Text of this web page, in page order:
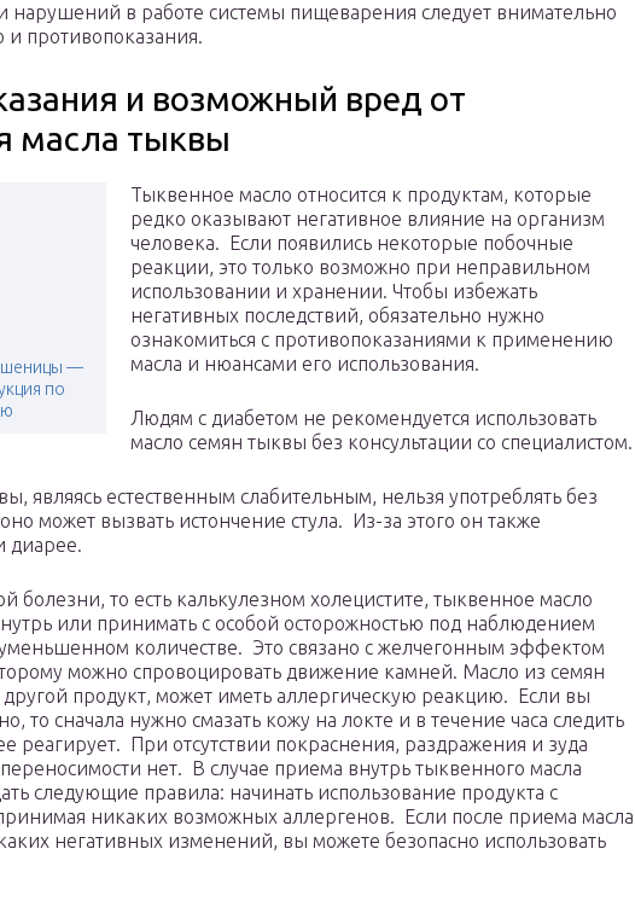
нарушений в работе системы пищеварения следует внимательно
и противопоказания.
и возможный вред от
масла тыквы
—
по
Тыквенное масло относится к продуктам, которые
редко оказывают негативное влияние на организм
человека. Если появились некоторые побочные
реакции, это только возможно при неправильном
использовании и хранении. Чтобы избежать
негативных последствий, обязательно нужно
ознакомиться с противопоказаниями к применению
масла и нюансами его использования.
Людям с диабетом не рекомендуется использовать
масло семян тыквы без консультации со специалистом.
являясь естественным слабительным, нельзя употреблять без
может вызвать истончение стула. Из-за этого он также
диарее.
болезни, то есть калькулезном холецистите, тыквенное масло
или принимать с особой осторожностью под наблюдением
количестве. Это связано с желчегонным эффектом
можно спровоцировать движение камней. Масло из семян
продукт, может иметь аллергическую реакцию. Если вы
то сначала нужно смазать кожу на локте и в течение часа следить
реагирует. При отсутствии покраснения, раздражения и зуда
нет. В случае приема внутрь тыквенного масла
следующие правила: начинать использование продукта с
никаких возможных аллергенов. Если после приема масла
негативных изменений, вы можете безопасно использовать